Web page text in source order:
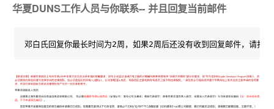
华夏DUNS工作人员与你联系-- 并且回复当前邮件
邓白氏回复你最长时间为2周，如果2周后还没有收到回复邮件，